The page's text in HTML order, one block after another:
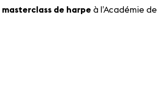
masterclass de harpe à l’Académie de